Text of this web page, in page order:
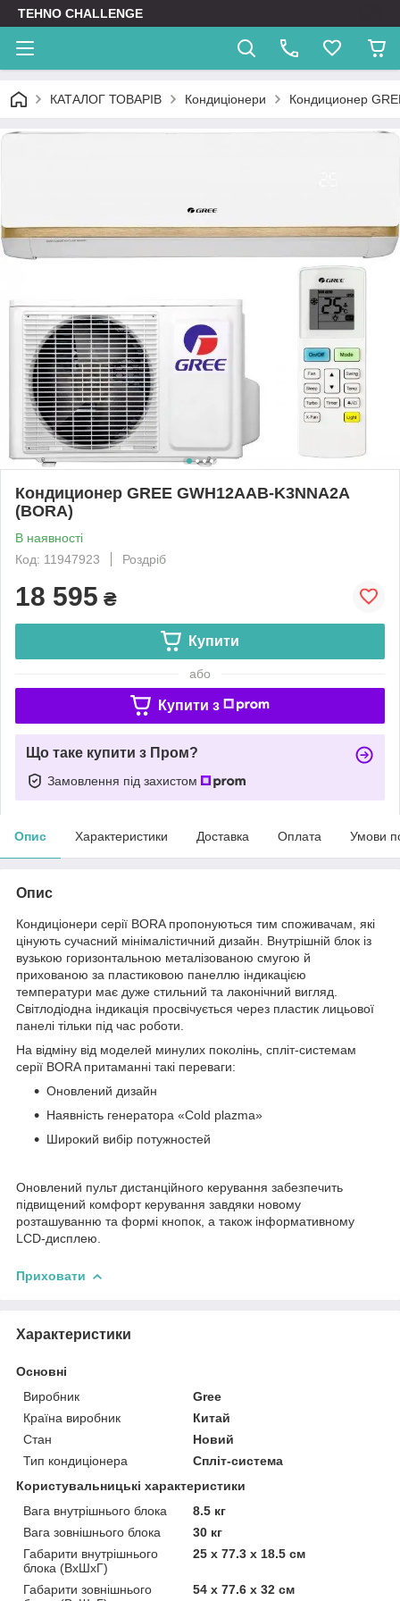
TEHNO CHALLENGE
КАТАЛОГ ТОВАРІВ Кондиціонери Кондиционер
Кондиционер GREE GWH12AAB-K3NNA2A
(BORA)
В наявності
Код: 11947923
Роздріб
18 595 ₴
Купити
або
Купити з
Що таке купити з Пром?
Замовлення під захистом
Опис Характеристики Доставка Оплата Умови
Опис
Кондиціонери серії BORA пропонуються тим споживачам, які
цінують сучасний мінімалістичний дизайн. Внутрішній блок із
вузькою горизонтальною металізованою смугою й
прихованою за пластиковою панеллю індикацією
температури має дуже стильний та лаконічний вигляд.
Світлодіодна індикація просвічується через пластик лицьової
панелі тільки під час роботи.
На відміну від моделей минулих поколінь, спліт-системам
серії BORA притаманні такі переваги:
Оновлений дизайн
Наявність генератора «Cold plazma»
Широкий вибір потужностей
Оновлений пульт дистанційного керування забезпечить
підвищений комфорт керування завдяки новому
розташуванню та формі кнопок, а також інформативному
LCD-дисплею.
Приховати
Характеристики
Основні
Виробник
Gree
Країна виробник
Китай
Стан
Новий
Тип кондиціонера
Спліт-система
Користувальницькі характеристики
Вага внутрішнього блока
8.5 кг
Вага зовнішнього блока
30 кг
Габарити внутрішнього
блока (ВхШхГ)
25 х 77.3 х 18.5 см
Габарити зовнішнього
54 х 77.6 х 32 см